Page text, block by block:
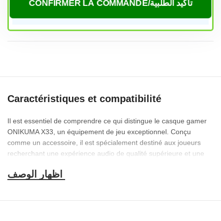
CONFIRMER LA COMMANDE/تأكيد الطلبية
Caractéristiques et compatibilité
Il est essentiel de comprendre ce qui distingue le casque gamer
ONIKUMA X33, un équipement de jeu exceptionnel. Conçu
comme un accessoire, il est spécialement destiné aux joueurs
recherchant une expérience audio de qualité supérieure et une
éclairage RGB distinctif, un son haute fidélité et un microphone